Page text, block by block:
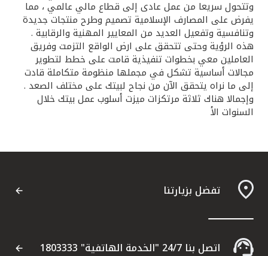
وتتحول سريعا من عمل عادى إلى قطاع مالي عالمي ، مما
يفرض على المصارف الإسلامية تصميم وطرح منتجات جديدة
وتنافسية وتفعيل العديد من المعايير المهنية والرقابية .
هذه الرؤية وحتى تتحقق على ارض الواقع التزمت وفريق
العاملين معي بخطوات تنفيذية قامت على خطط لتطوير
مجالات أساسية تشكل في مجملها منظومة متكاملة قادت
إلى ما نراه يتحقق الآن من نجاح لبيتك على مختلف الصعد .
وإجمالا هناك ثلاثة مرتكزات ميزت أسلوب عمل بيتك خلال
السنوات الأ
تفضل بزيارتنا
اتصل بنا 24/7 "الخدمة الهاتفية" 1803333